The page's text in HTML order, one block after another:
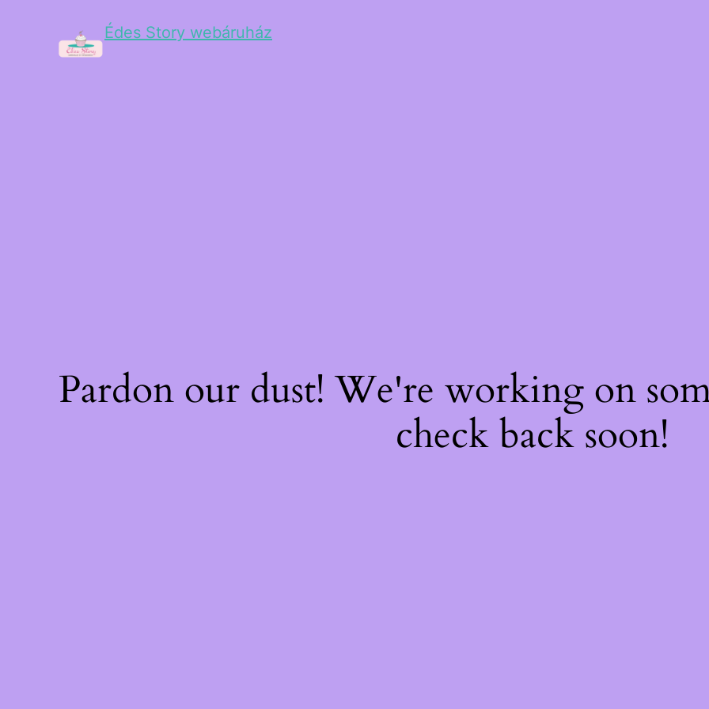
Édes Story webáruház
Pardon our dust! We're working on
check back soon!